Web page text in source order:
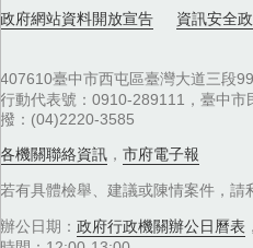
政府網站資料開放宣告 資訊安全
407610臺中市西屯區臺灣大道三段
行動代表號：0910-289111，臺中
撥：(04)2220-3585
各機關聯絡資訊 ， 市府電子報
若有具體檢舉、建議或陳情案件，請
辦公日期： 政府行政機關辦公日曆表